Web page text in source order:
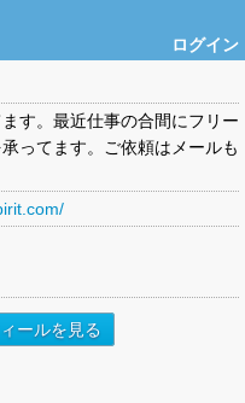
ログイン
す。最近仕事の合間にフリー
ってます。ご依頼はメールも
ールを見る